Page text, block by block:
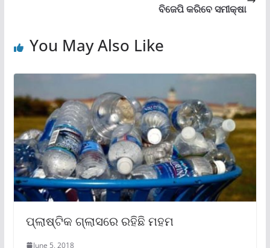
ବିଜେପି କରିବେ ସମୀକ୍ଷା
You May Also Like
ପ୍ଲାଷ୍ଟିକ ଗ୍ଲାସରେ ରହିଛି ମହମ
June 5, 2018